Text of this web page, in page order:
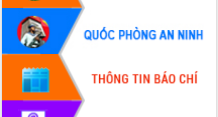
Xây dựng nông thôn mới: Nâng cao đời
sống người dân từ những mô hình thiết
thực
Quyết liệt tháo gỡ vướng mắc, đẩy
nhanh tiến độ các dự án trọng điểm
trong Khu kinh tế Nam Phú Yên
Hòn Yến phát triển du lịch gắn với bảo
tồn biển
Lấy ý kiến điều chỉnh Quy hoạch tỉnh
Đắk Lắk thời kỳ 2021-2030, tầm nhìn
đến năm 2050